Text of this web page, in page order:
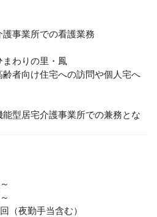
事業所での看護業務
わりの里・鳳
者向け住宅への訪問や個人宅へ
型居宅介護事業所での兼務とな
（夜勤手当含む）